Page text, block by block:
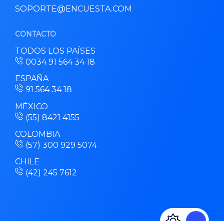
SOPORTE@ENCUESTA.COM
CONTACTO
TODOS LOS PAÍSES
0034 91 564 34 18
ESPAÑA
91 564 34 18
MÉXICO
(55) 8421 4155
COLOMBIA
(57) 300 929 5074
CHILE
(42) 245 7612